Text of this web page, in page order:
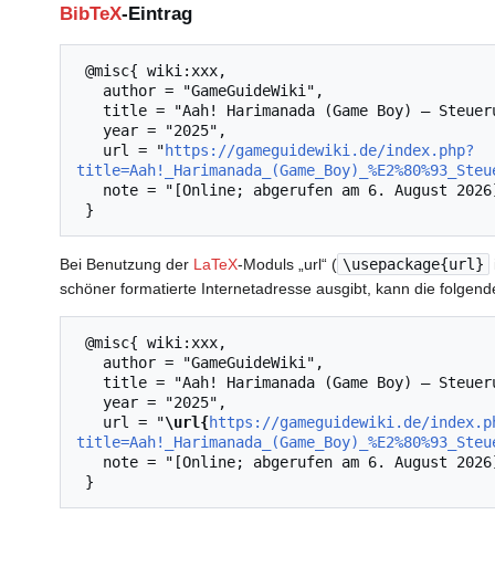
BibTeX-Eintrag
   url = "
https://gameguidewiki.de/index.php?
Bei Benutzung der LaTeX-Moduls „url“ ( \usepackage{url}
schöner formatierte Internetadresse ausgibt, kann die
   url = "
\url{https://gameguidewiki.de/